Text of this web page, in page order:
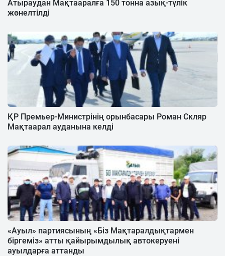
Атыраудан Мақтааралға 150 тонна азық-түлік
жөнелтілді
ҚР Премьер-Министрінің орынбасары Роман Скляр
Мақтаарал ауданына келді
«Ауыл» партиясының «Біз Мақтаралдықтармен
біргеміз» атты қайырымдылық автокеруені
ауылдарға аттанды